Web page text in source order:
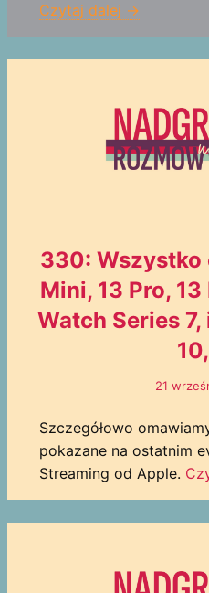
Czytaj dalej →
330: Wszystko
Mini, 13 Pro,
Watch Series
21
Szczegółowo
pokazane na ostatnim
Streaming od Apple.